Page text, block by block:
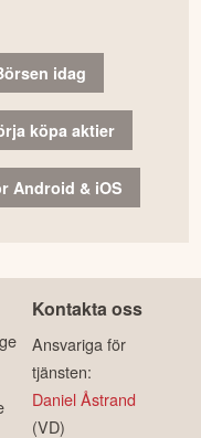
idag
köpa aktier
Android & iOS
Kontakta oss
Ansvariga för
tjänsten:
Daniel Åstrand
(VD)